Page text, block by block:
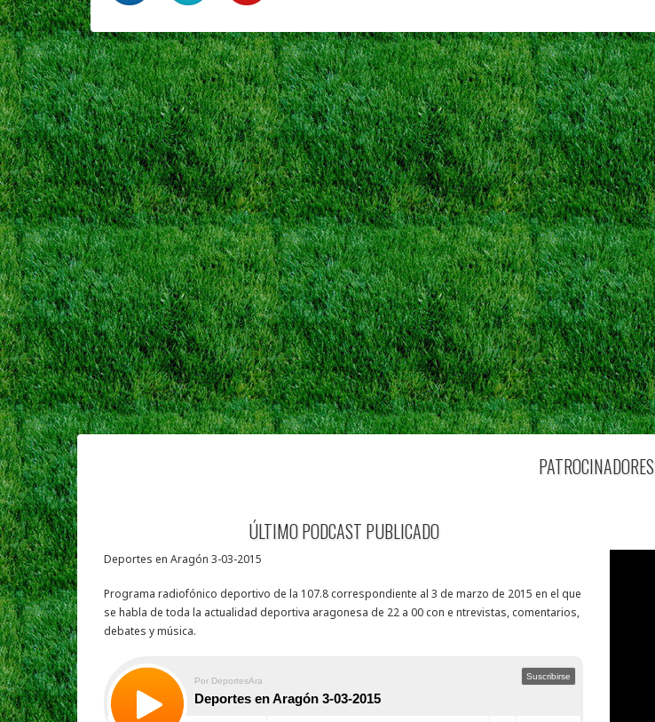
PATROCINADORES
ÚLTIMO PODCAST PUBLICADO
Deportes en Aragón 3-03-2015
Programa radiofónico deportivo de la 107.8 correspondiente al 3 de marzo de 2015 en el que
se habla de toda la actualidad deportiva aragonesa de 22 a 00 con e ntrevistas, comentarios,
debates y música.